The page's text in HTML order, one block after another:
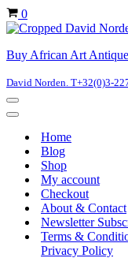
Cart
0
Buy African Art
David Norden. T+32(0)3-
Navigation
Menu
Navigation
Home
Blog
Shop
My account
Checkout
About & Contact
Newsletter
Terms &
Privacy Policy